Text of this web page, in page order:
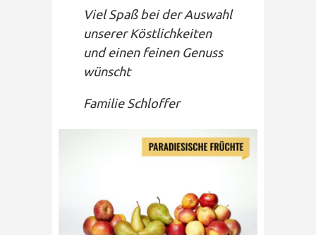
Viel Spaß bei der Auswahl
unserer Köstlichkeiten
und einen feinen Genuss
wünscht
Familie Schloffer